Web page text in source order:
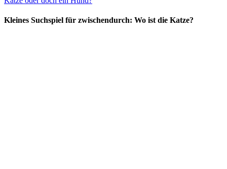
Kleines Suchspiel für zwischendurch: Wo ist die Katze?